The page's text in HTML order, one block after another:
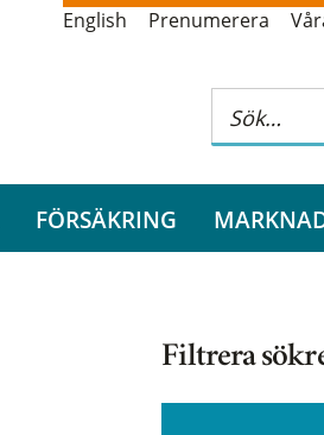
English Prenumerera
FÖRSÄKRING
Filtrera